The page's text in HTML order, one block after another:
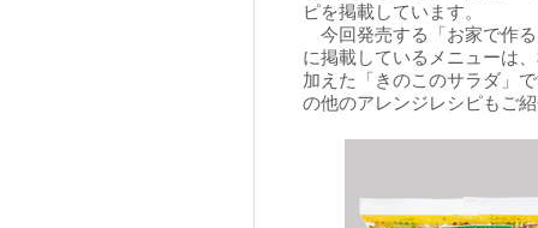
ピを掲載しています。
今回発売する「お家で作
に掲載しているメニューは
加えた「きのこのサラダ」
の他のアレンジレシピもご